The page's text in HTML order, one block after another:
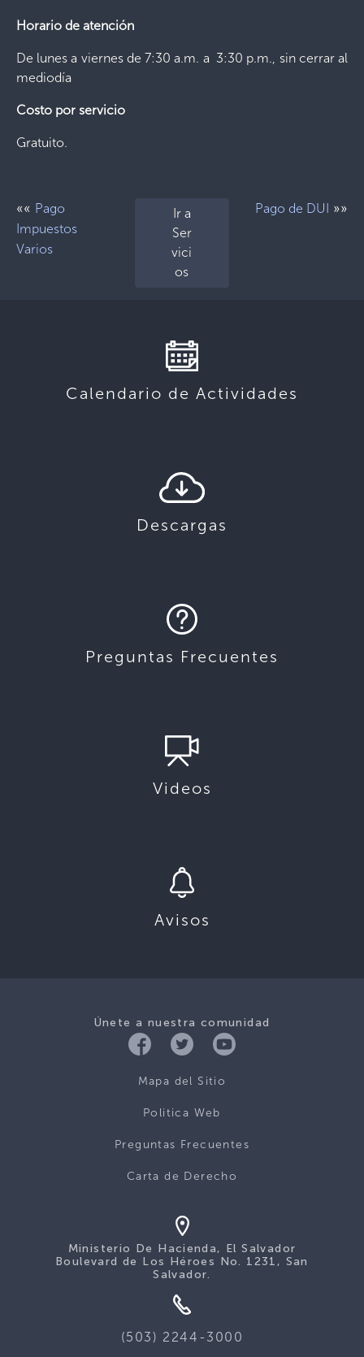
Horario de atención
De lunes a viernes de 7:30 a.m. a 3:30 p.m., sin cerrar al
mediodía
Costo por servicio
Gratuito.
«« Pago
Impuestos
Varios
Ir a
Ser
vici
os
Pago de DUI »»
Calendario de Actividades
Descargas
Preguntas Frecuentes
Videos
Avisos
Únete a nuestra comunidad
Mapa del Sitio
Politica Web
Preguntas Frecuentes
Carta de Derecho
Ministerio De Hacienda, El Salvador
Boulevard de Los Héroes No. 1231, San
Salvador.
(503) 2244-3000